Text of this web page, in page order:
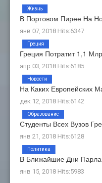
В Портовом Пирее На
янв 07, 2018 Hits:6347
Жизнь
Греция Потратит 1,1
апр 03, 2018 Hits:6185
Греция
На Каких Европейских
дек 12, 2018 Hits:6142
Новости
Студенты Всех Вузов
янв 21, 2018 Hits:6128
Образование
В Ближайшие Дни
янв 15, 2018 Hits:5983
Политика